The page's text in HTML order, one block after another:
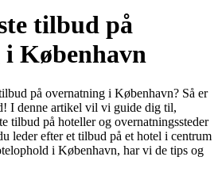
tilbud på
København
på overnatning i København? Så er
I denne artikel vil vi guide dig til,
tilbud på hoteller og overnatningssteder
leder efter et tilbud på et hotel i centrum
i København, har vi de tips og